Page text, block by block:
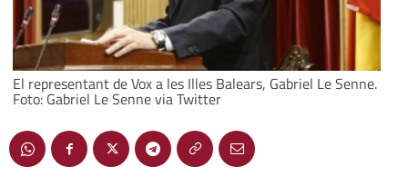
El representant de Vox a les Illes Balears, Gabriel Le Senne.
Foto: Gabriel Le Senne via Twitter